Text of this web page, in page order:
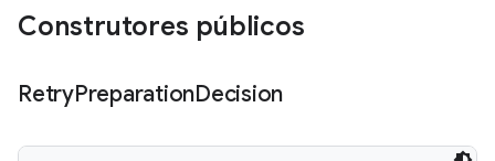
Construtores públicos
RetryPreparationDecision